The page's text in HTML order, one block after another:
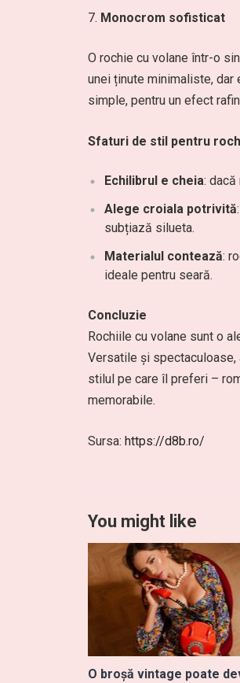
Monocrom sofisticat
O rochie cu volane într-o
unei ținute minimaliste,
simple, pentru un efect
Sfaturi de stil pentru
Echilibrul e cheia:
Alege croiala potrivită
subțiază silueta.
Materialul contează:
ideale pentru seară.
Concluzie
Rochiile cu volane sunt o
Versatile și
stilul pe care îl preferi –
memorabile.
Sursa: https://d8b.ro/
You might like
O broșă vintage poate